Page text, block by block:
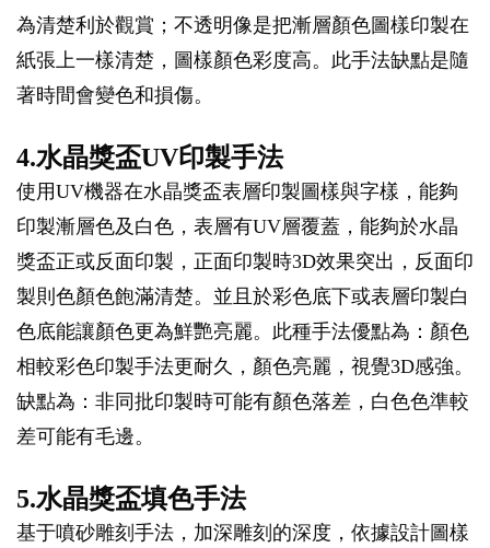
為清楚利於觀賞；不透明像是把漸層顏色圖樣印製在
紙張上一樣清楚，圖樣顏色彩度高。此手法缺點是隨
著時間會變色和損傷。
4.水晶獎盃UV印製手法
使用UV機器在水晶獎盃表層印製圖樣與字樣，能夠
印製漸層色及白色，表層有UV層覆蓋，能夠於水晶
獎盃正或反面印製，正面印製時3D效果突出，反面印
製則色顏色飽滿清楚。並且於彩色底下或表層印製白
色底能讓顏色更為鮮艷亮麗。此種手法優點為：顏色
相較彩色印製手法更耐久，顏色亮麗，視覺3D感強。
缺點為：非同批印製時可能有顏色落差，白色色準較
差可能有毛邊。
5.水晶獎盃填色手法
基于噴砂雕刻手法，加深雕刻的深度，依據設計圖樣